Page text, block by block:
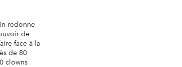
redonne
de
face à la
de 80
clowns